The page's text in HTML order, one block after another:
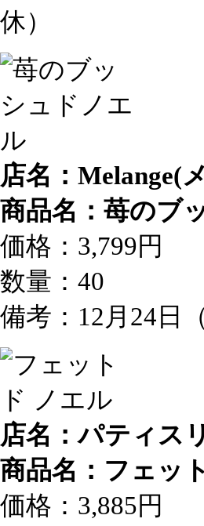
休）
店名：Melange(
商品名：苺のブ
価格：3,799円
数量：40
備考：12月24日
店名：パティ
商品名：フェッ
価格：3,885円